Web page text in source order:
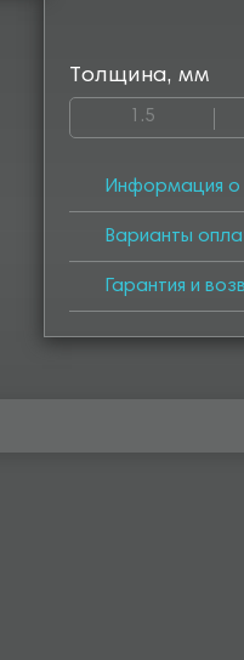
2500
Толщина, мм
1.5
Информация о
Варианты
Гарантия и